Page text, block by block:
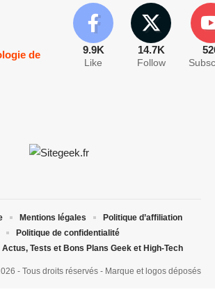
de
9.9K
Like
14.7K
Follow
- Tous droits réservés - Marque et logos déposés
Mentions légales
Politique d’affiliation
Politique de confidentialité
Tests et Bons Plans Geek et High-Tech